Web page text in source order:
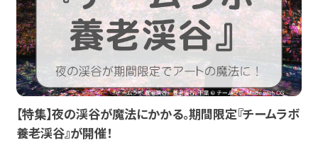
【特集】夜の渓谷が魔法にかかる。期間限定『チームラボ
養老渓谷』が開催！